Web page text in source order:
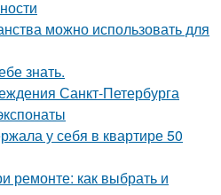
можно использовать для
знать.
Санкт-Петербурга
у себя в квартире 50
ремонте: как выбрать и